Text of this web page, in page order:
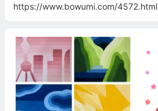
https://www.bowumi.com/4572.html